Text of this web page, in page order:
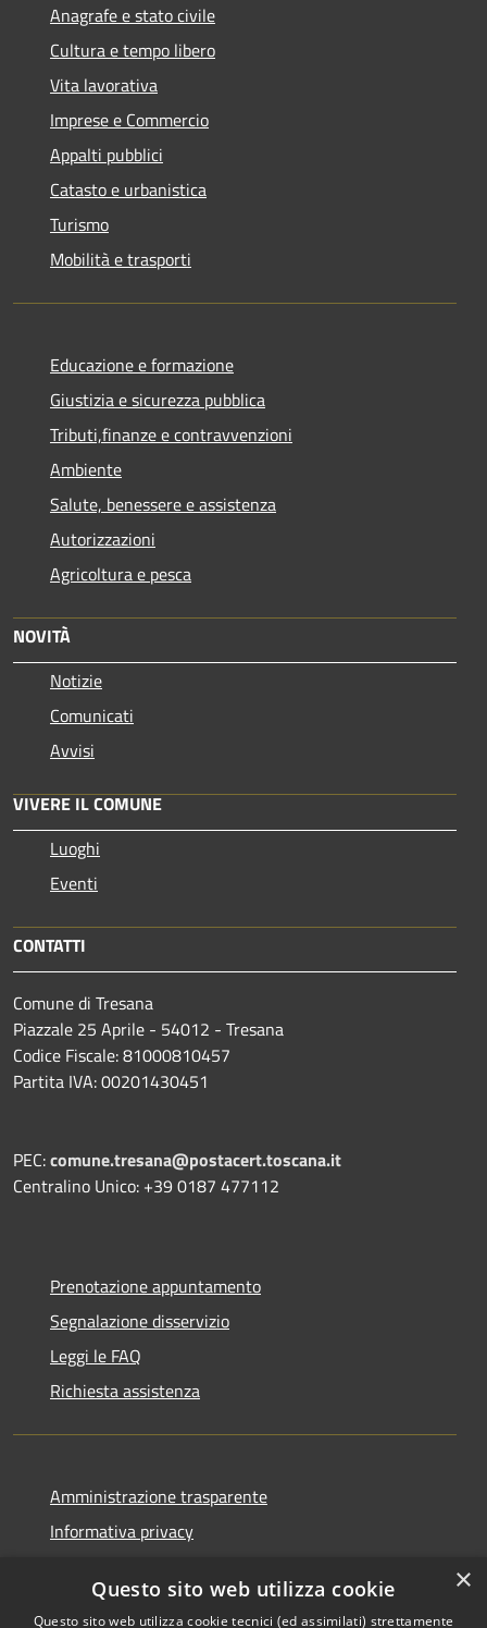
Anagrafe e stato civile
Cultura e tempo libero
Vita lavorativa
Imprese e Commercio
Appalti pubblici
Catasto e urbanistica
Turismo
Mobilità e trasporti
Educazione e formazione
Giustizia e sicurezza pubblica
Tributi,finanze e contravvenzioni
Ambiente
Salute, benessere e assistenza
Autorizzazioni
Agricoltura e pesca
NOVITÀ
Notizie
Comunicati
Avvisi
VIVERE IL COMUNE
Luoghi
Eventi
CONTATTI
Comune di Tresana
Piazzale 25 Aprile - 54012 - Tresana
Codice Fiscale: 81000810457
Partita IVA: 00201430451
PEC:comune.tresana@postacert.toscana.it
Centralino Unico: +39 0187 477112
Prenotazione appuntamento
Segnalazione disservizio
Leggi le FAQ
Richiesta assistenza
Amministrazione trasparente
Informativa privacy
Dichiarazione di accessibilità
×
Questo sito web utilizza cookie
Questo sito web utilizza cookie tecnici (ed assimilati) strettamente